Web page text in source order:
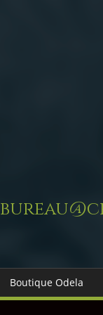
Boutique Odela